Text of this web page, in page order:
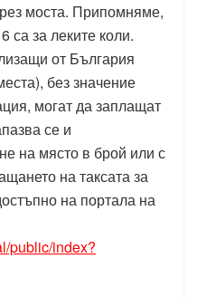
моста. Припомняме,
са за леките коли.
от България
без значение
могат да заплащат
се и
на място в брой или с
на таксата за
на портала на
public/index?